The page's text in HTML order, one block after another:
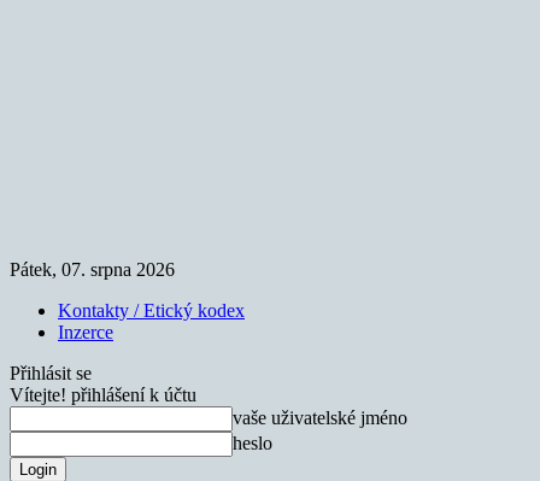
Pátek, 07. srpna 2026
Kontakty / Etický kodex
Inzerce
Přihlásit se
Vítejte! přihlášení k účtu
vaše uživatelské jméno
heslo